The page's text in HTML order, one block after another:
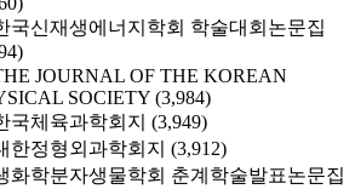
국신재생에너지학회 학술대회논문집
JOURNAL OF THE KOREAN
SOCIETY (3,984)
국체육과학회지 (3,949)
한정형외과학회지 (3,912)
화학분자생물학회 춘계학술발표논문집